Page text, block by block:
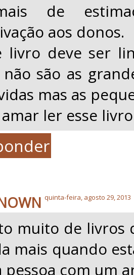
de
aos donos.
livro deve ser
são as
mas as
ler esse
quinta-feira, agosto 29, 2013
muito de livros
mais quando
pessoa com um